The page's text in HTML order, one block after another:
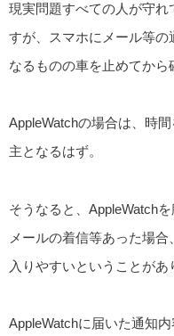
現実問題すべての人が守れ
すが、スマホにメール等
なるものの車を止めてから
AppleWatchの場合は、時
主となるはず。
そうなると、AppleWatch
メールの着信等あった場
入りやすいということがあ
AppleWatchに届いた通知